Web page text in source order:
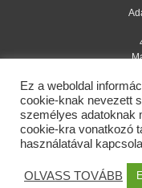
Ez a weboldal
cookie-knak nevezett
személyes adatoknak
cookie-kra vonatkozó
használatával
OLVASS TOVÁBB